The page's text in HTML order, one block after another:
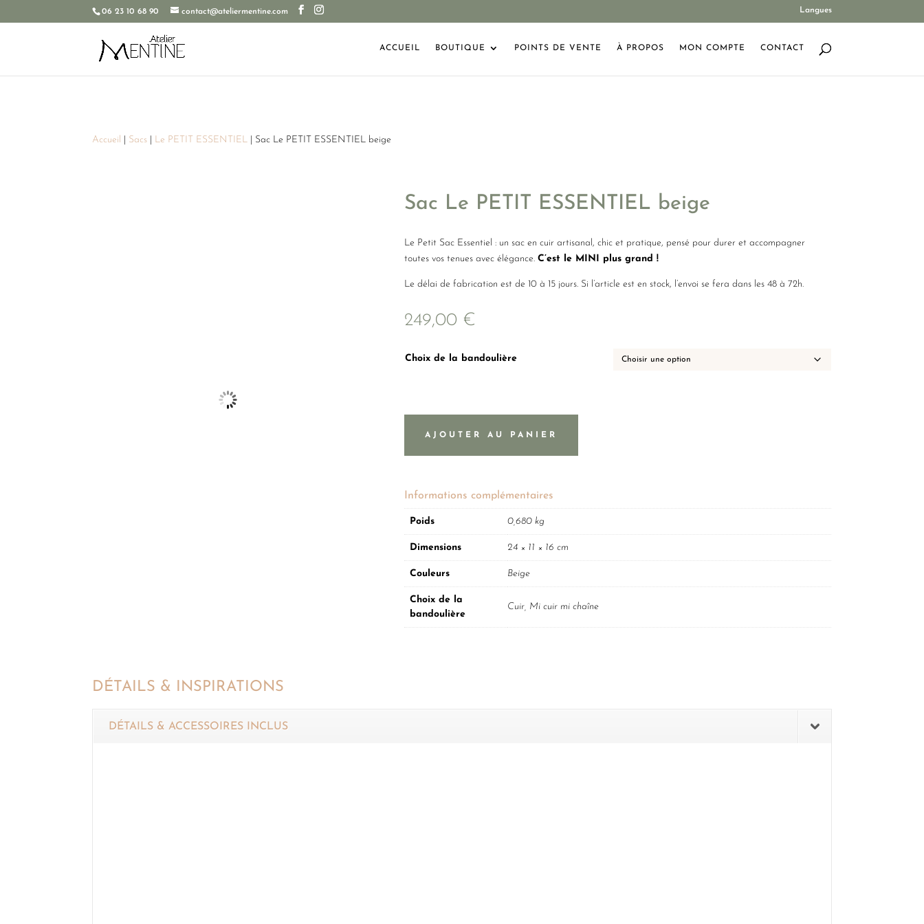
06 23 10 68 90 contact@ateliermentine.com Langues
ACCUEIL BOUTIQUE POINTS DE VENTE À PROPOS MON COMPTE CONTACT
Accueil Sacs Le PETIT ESSENTIEL | Sac Le PETIT ESSENTIEL beige
Sac Le PETIT ESSENTIEL beige
Le Petit Sac Essentiel : un sac en cuir artisanal, chic et pratique, pensé pour durer et accompagner
toutes vos tenues avec élégance.C’est le MINI plus grand !
Le délai de fabrication est de 10 à 15 jours. Si l’article est en stock, l’envoi se fera dans les 48 à 72h.
249,00 €
Choix de la bandoulière
AJOUTER AU PANIER
Informations complémentaires
Poids 0,680 kg
Dimensions 24 × 11 × 16 cm
Couleurs Beige
Choix de la
bandoulière
Cuir, Mi cuir mi chaîne
DÉTAILS & INSPIRATIONS
DÉTAILS & ACCESSOIRES INCLUS